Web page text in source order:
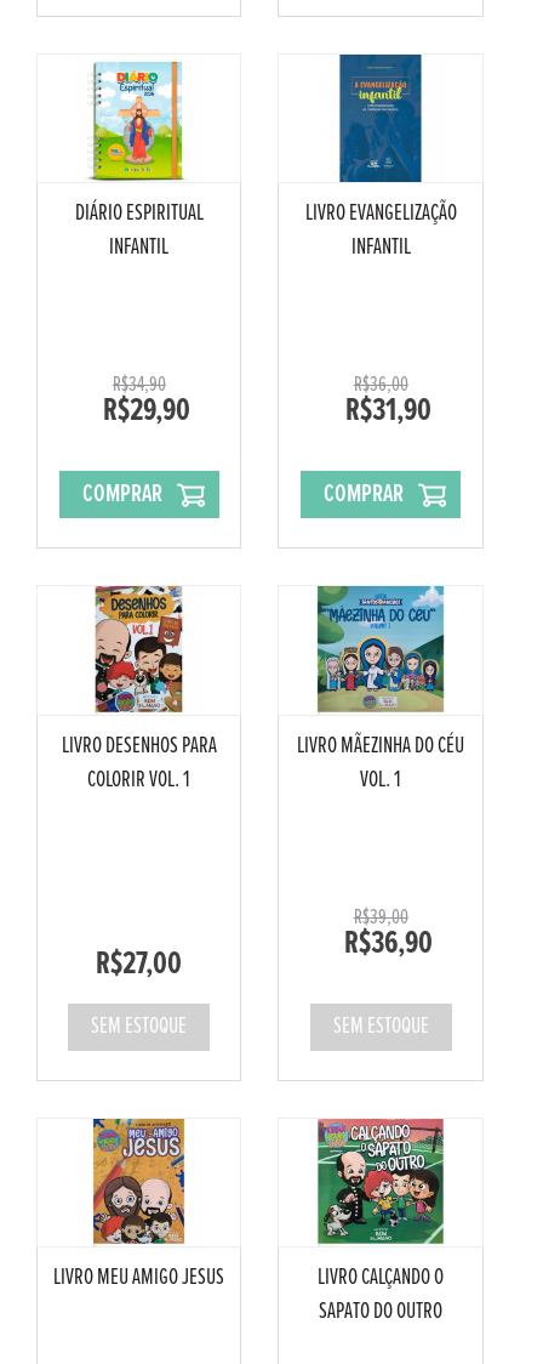
DIÁRIO ESPIRITUAL
INFANTIL
R$34,90
R$29,90
COMPRAR
LIVRO EVANGELIZAÇÃO
INFANTIL
R$36,00
R$31,90
COMPRAR
LIVRO DESENHOS PARA
COLORIR VOL. 1
R$27,00
SEM ESTOQUE
LIVRO MÃEZINHA DO CÉU
VOL. 1
R$39,00
R$36,90
SEM ESTOQUE
LIVRO MEU AMIGO JESUS
LIVRO CALÇANDO O
SAPATO DO OUTRO